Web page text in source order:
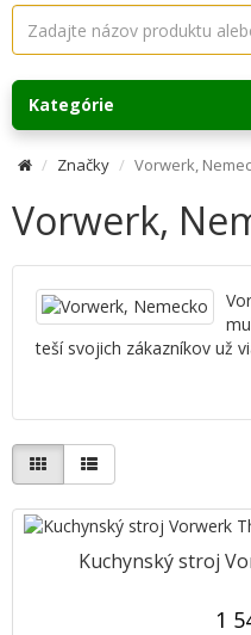
Kategórie
Značky Vorwerk,
Vorwerk,
teší svojich zákazníkov už
Kuchynský stroj
1